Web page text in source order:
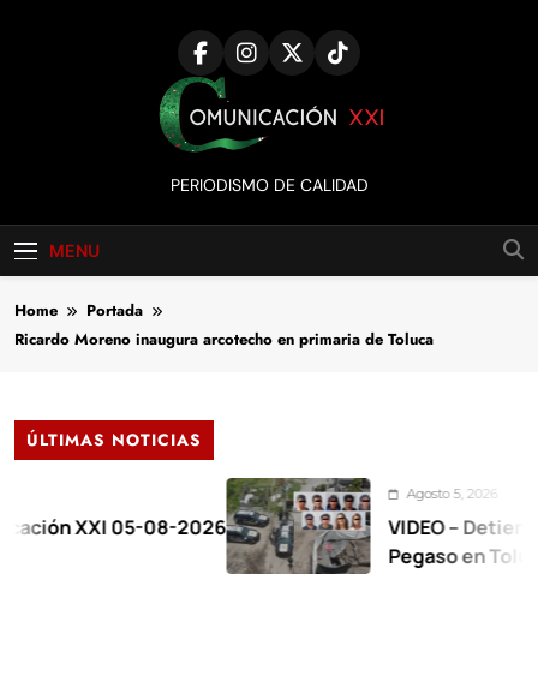
Comunicación
XXI
PERIODISMO DE CALIDAD
MENU
Home
Portada
Ricardo Moreno inaugura arcotecho en primaria de Toluca
ÚLTIMAS NOTICIAS
05-08-2026
Agosto 5, 2026
VIDEO – Detienen a 17
Pegaso en Toluca